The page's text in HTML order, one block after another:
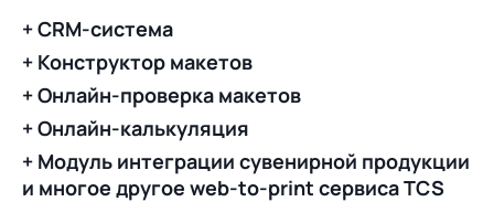
+ CRM-система
+ Конструктор макетов
+ Онлайн-проверка макетов
+ Онлайн-калькуляция
+ Модуль интеграции сувенирной продукции
и многое другое web-to-print сервиса TCS